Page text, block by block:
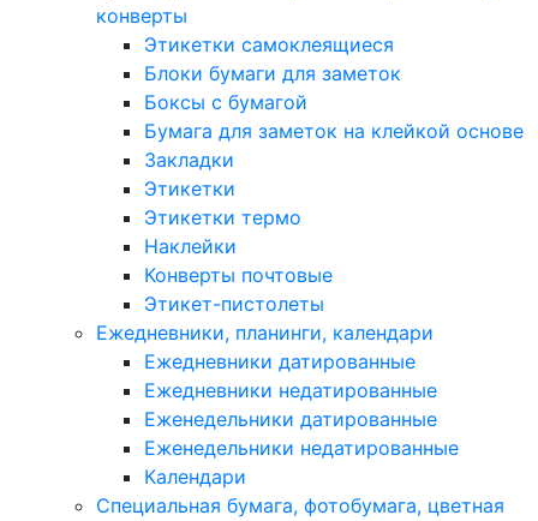
конверты
Этикетки самоклеящиеся
Блоки бумаги для заметок
Боксы с бумагой
Бумага для заметок на клейкой основе
Закладки
Этикетки
Этикетки термо
Наклейки
Конверты почтовые
Этикет-пистолеты
Ежедневники, планинги, календари
Ежедневники датированные
Ежедневники недатированные
Еженедельники датированные
Еженедельники недатированные
Календари
Специальная бумага, фотобумага, цветная